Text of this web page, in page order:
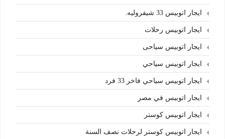
ايجار اتوبيس 33 شيفروليه.
ايجار اتوبيس رحلات
ايجار اتوبيس سياحى
ايجار اتوبيس سياحي
ايجار اتوبيس سياحي فاخر 33 فرد
ايجار اتوبيس في مصر
ايجار اتوبيس كوستر
ايجار اتوبيس كوستر لرحلات نصف السنة